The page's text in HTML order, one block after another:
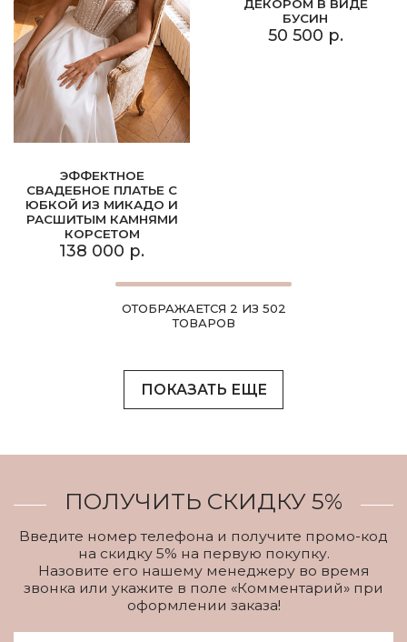
ЭФФЕКТНОЕ
СВАДЕБНОЕ ПЛАТЬЕ С
ЮБКОЙ ИЗ МИКАДО И
РАСШИТЫМ КАМНЯМИ
КОРСЕТОМ
138 000 р.
ДЕКОРОМ В ВИДЕ
БУСИН
50 500 р.
ОТОБРАЖАЕТСЯ 2 ИЗ 502
ТОВАРОВ
ПОКАЗАТЬ ЕЩЕ
ПОЛУЧИТЬ СКИДКУ 5%
Введите номер телефона и получите промо-код
на скидку 5% на первую покупку.
Назовите его нашему менеджеру во время
звонка или укажите в поле «Комментарий» при
оформлении заказа!